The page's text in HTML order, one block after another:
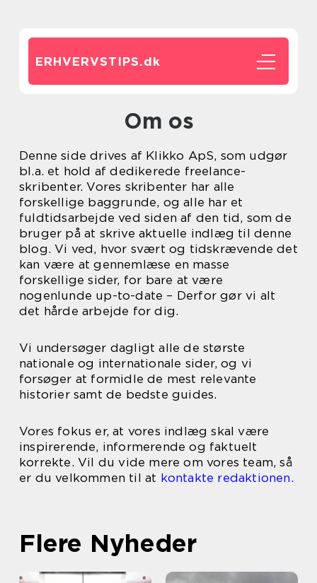
ERHVERVSTIPS.dk
Om os
Denne side drives af Klikko ApS, som udgør
bl.a. et hold af dedikerede freelance-
skribenter. Vores skribenter har alle
forskellige baggrunde, og alle har et
fuldtidsarbejde ved siden af den tid, som de
bruger på at skrive aktuelle indlæg til denne
blog. Vi ved, hvor svært og tidskrævende det
kan være at gennemlæse en masse
forskellige sider, for bare at være
nogenlunde up-to-date – Derfor gør vi alt
det hårde arbejde for dig.
Vi undersøger dagligt alle de største
nationale og internationale sider, og vi
forsøger at formidle de mest relevante
historier samt de bedste guides.
Vores fokus er, at vores indlæg skal være
inspirerende, informerende og faktuelt
korrekte. Vil du vide mere om vores team, så
er du velkommen til at kontakte redaktionen.
Flere Nyheder